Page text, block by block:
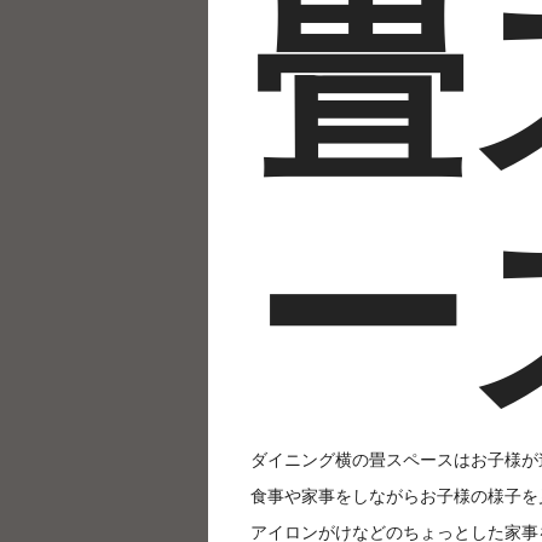
畳
ー
ダイニング横の畳スペースはお子様
食事や家事をしながらお子様の様子
アイロンがけなどのちょっとした家